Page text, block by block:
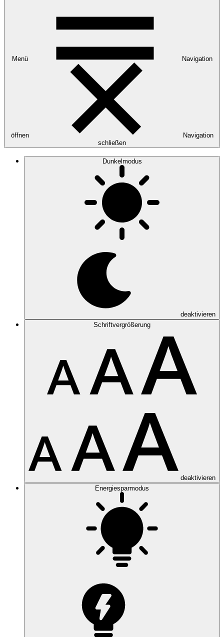
Menü Navigation
öffnen
Navigation
schließen
Dunkelmodus
deaktivieren
Schriftvergrößerung
deaktivieren
Energiesparmodus